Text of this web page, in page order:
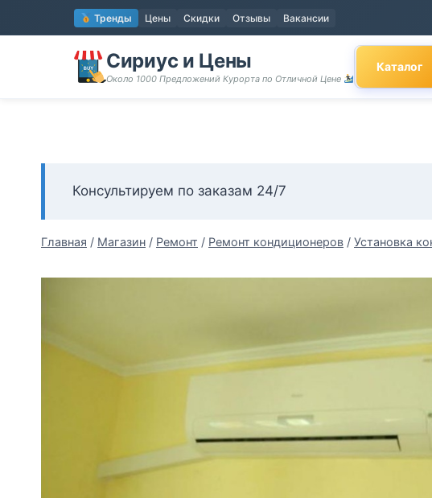
к
содержимому
Тренды Цены Скидки Отзывы Вакансии
Сириус и Цены
Около 1000 Предложений Курорта по Отличной Цене
Каталог
Консультируем по заказам 24/7
Главная / Магазин / Ремонт / Ремонт кондиционеров / Установка